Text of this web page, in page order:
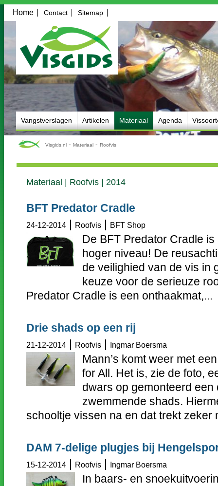
Home Contact Sitemap
Vangstverslagen Artikelen Materiaal Agenda
Visgids.nl - Materiaal - Roofvis
Materiaal | Roofvis | 2014
BFT Predator Cradle
24-12-2014 | Roofvis | BFT Shop
De BFT Predator Cradle
hoger niveau! De
de veilighied van de vis in
keuze voor de serieuze
Predator Cradle is een onthaakmat,...
Drie shads op een rij
21-12-2014 | Roofvis | Ingmar Boersma
Mann’s komt weer met
for All. Het is, zie de foto,
dwars op gemonteerd
zwemmende shads.
schooltje vissen na en dat trekt zeker
DAM 7-delige plugjes bij
15-12-2014 | Roofvis | Ingmar Boersma
In baars- en